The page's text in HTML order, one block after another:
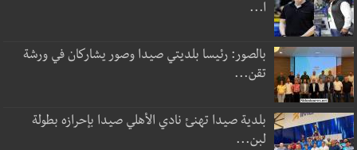
ا...
بالصور: رئيسا بلديتي صيدا وصور يشاركان في ورشة
تقن...
بلدية صيدا تهنئ نادي الأهلي صيدا بإحرازه بطولة
لبن...